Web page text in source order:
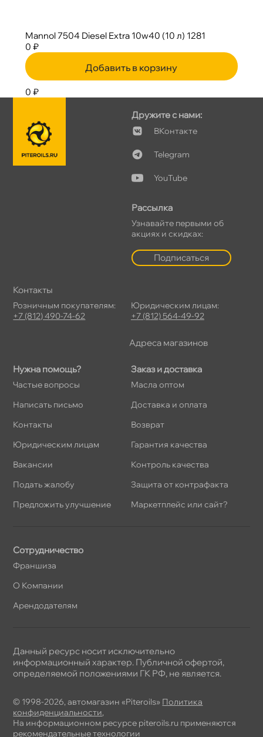
Mannol 7504 Diesel Extra 10w40 (10 л) 1281
0 ₽
Добавить в корзину
0 ₽
Нужна помощь?
Частые вопросы
Написать письмо
Контакты
Юридическим лицам
акансии
Подать жалобу
Предложить улучшение
Заказ и доставка
Масла оптом
Доставка и оплата
озврат
Гарантия качества
Контроль качества
Защита от контрафакта
Маркетплейс или сайт?
Дружите с нами:
Контакте
Telegram
YouTube
Рассылка
Узнавайте первыми о
акциях и скидках:
Подписаться
Сотрудничество
Франшиза
О Компании
Арендодателям
Контакты
Розничным покупателям:
+7 (812) 490-74-62
Юридическим лицам:
+7 (812) 564-49-92
Адреса магазино
© 1998-2026, автомагазин «Piteroils» Политика
конфиденциальности,
На информационном ресурсе piteroils.ru применяются
рекомендательные технологии
Данный ресурс носит исключительно
информационный характер. Публичной офертой,
определяемой положениями ГК РФ, не является.